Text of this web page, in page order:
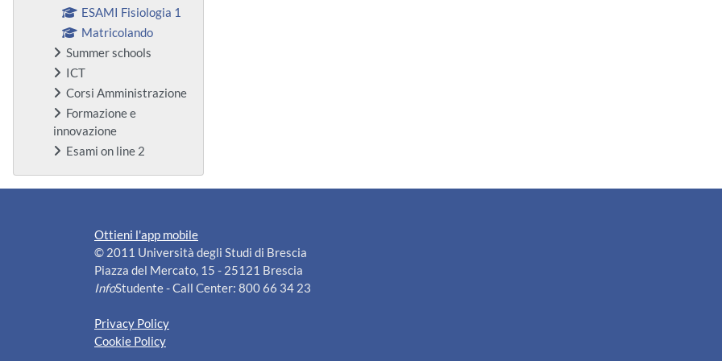
ESAMI Fisiologia 1
Matricolando
Summer schools
ICT
Corsi Amministrazione
Formazione e
innovazione
Esami on line 2
Ottieni l'app mobile
© 2011 Università degli Studi di Brescia
Piazza del Mercato, 15 - 25121 Brescia
InfoStudente - Call Center: 800 66 34 23
Privacy Policy
Cookie Policy